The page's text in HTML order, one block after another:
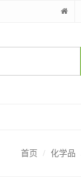
首页 化学品